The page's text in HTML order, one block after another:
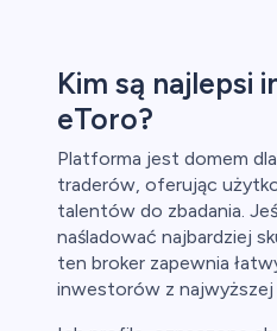
Kim są najlepsi
eToro?
Platforma jest domem
traderów, oferując
talentów do zbadania.
naśladować najbardziej
ten broker zapewnia
inwestorów z najwyższej